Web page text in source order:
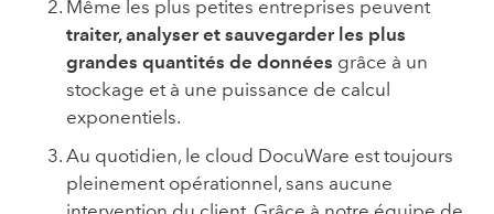
Même les plus petites entreprises peuvent
traiter, analyser et sauvegarder les plus
grandes quantités de données grâce à un
stockage et à une puissance de calcul
exponentiels.
Au quotidien, le cloud DocuWare est toujours
pleinement opérationnel, sans aucune